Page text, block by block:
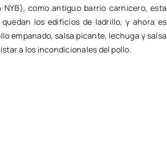
como antiguo barrio carnicero, esta
los edificios de ladrillo, y ahora es
empanado, salsa picante, lechuga y salsa
a los incondicionales del pollo.